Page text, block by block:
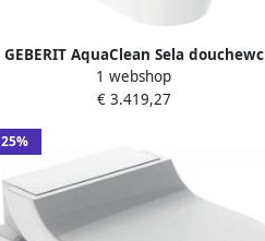
GEBERIT AquaClean Sela douchewc
toiletsysteem wand m. KeraTect m.
DuoFresh 56.5cm m. closetzitting m.
1 webshop
€ 3.419,27
25%